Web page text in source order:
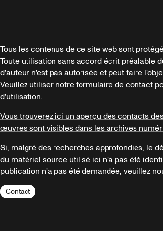
Tous les contenus de ce site web sont
Toute utilisation sans accord écrit préalable
d'auteur n'est pas autorisée et peut faire
Veuillez utiliser notre formulaire de contact
d'utilisation.
Vous trouverez ici un aperçu des contacts
œuvres sont visibles dans les archives
Si, malgré des recherches approfondies, le
du matériel source utilisé ici n'a pas été
publication n'a pas été demandée, veuillez
Contact